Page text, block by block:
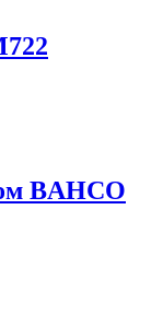
BAHCO